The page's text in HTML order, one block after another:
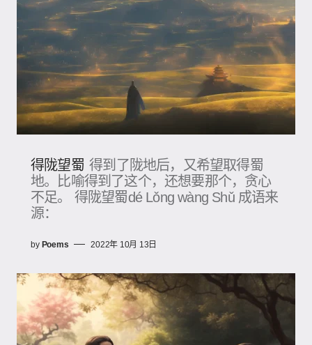
得陇望蜀 得到了陇地后，又希望取得蜀
地。比喻得到了这个，还想要那个，贪心
不足。 得陇望蜀dé Lǒng wàng Shǔ 成语来
源：
by Poems 2022年 10月 13日